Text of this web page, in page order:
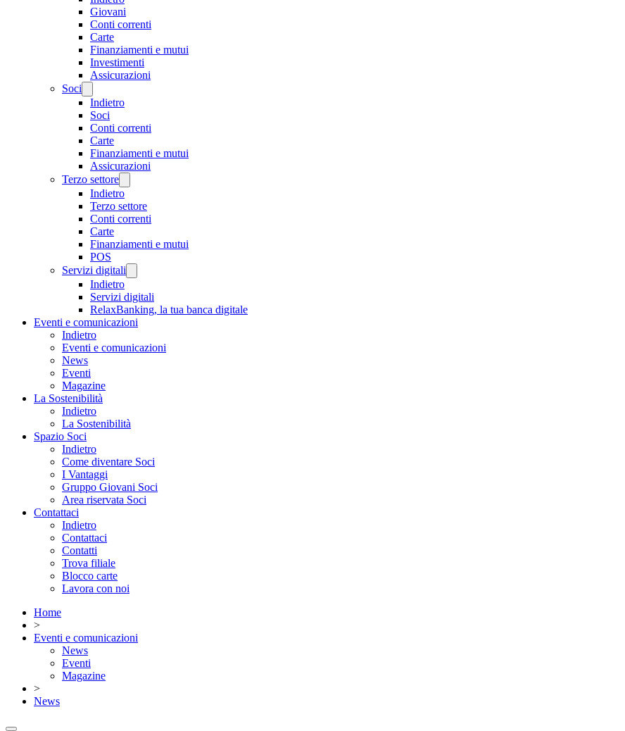
Giovani
Conti correnti
Carte
Finanziamenti e mutui
Investimenti
Assicurazioni
Soci
Indietro
Soci
Conti correnti
Carte
Finanziamenti e mutui
Assicurazioni
Terzo settore
Indietro
Terzo settore
Conti correnti
Carte
Finanziamenti e mutui
POS
Servizi digitali
Indietro
Servizi digitali
RelaxBanking, la tua banca digitale
Eventi e comunicazioni
Indietro
Eventi e comunicazioni
News
Eventi
Magazine
La Sostenibilità
Indietro
La Sostenibilità
Spazio Soci
Indietro
Come diventare Soci
I Vantaggi
Gruppo Giovani Soci
Area riservata Soci
Contattaci
Indietro
Contattaci
Contatti
Trova filiale
Blocco carte
Lavora con noi
Home
>
Eventi e comunicazioni
News
Eventi
Magazine
>
News